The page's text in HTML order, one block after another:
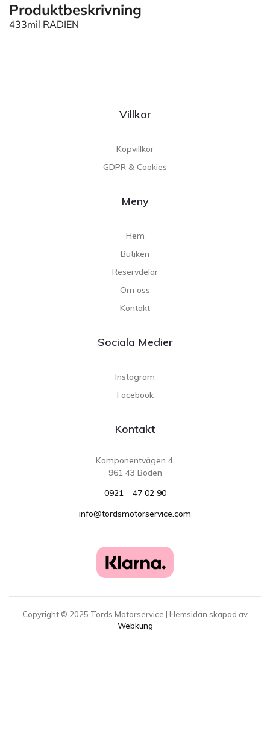
Produktbeskrivning
433mil RADIEN
Villkor
Köpvillkor
GDPR & Cookies
Meny
Hem
Butiken
Reservdelar
Om oss
Kontakt
Sociala Medier
Instagram
Facebook
Kontakt
Komponentvägen 4,
961 43 Boden
0921 – 47 02 90
info@tordsmotorservice.com
Copyright © 2025 Tords Motorservice | Hemsidan skapad av
Webkung